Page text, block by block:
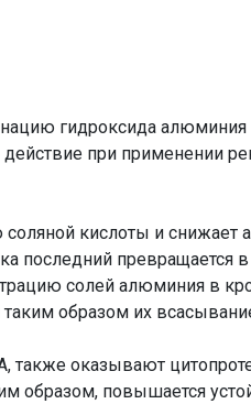
гидроксида алюминия
при применении
кислоты и снижает
превращается
солей алюминия в
образом их
оказывают
образом, повышается